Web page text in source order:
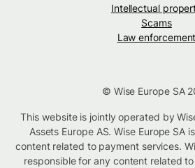
Intellectual
Scams
Law enforcement
© Wise Europe SA
This website is jointly operated by
Assets Europe AS. Wise Europe SA
content related to payment services.
responsible for any content related